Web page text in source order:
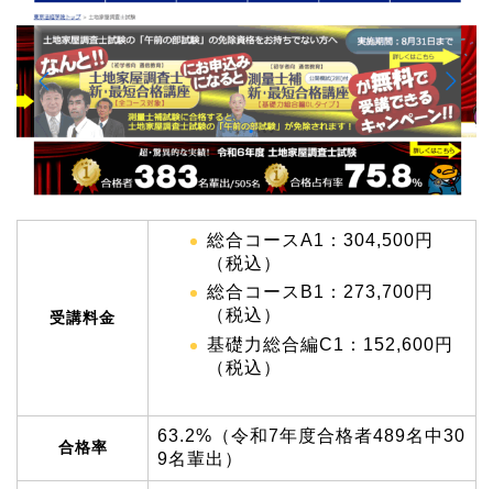
受講料金
総合コースA1：304,500円
（税込）
総合コースB1：273,700円
（税込）
基礎力総合編C1：152,600円
（税込）
合格率
63.2%（令和7年度合格者489名中30
9名輩出）